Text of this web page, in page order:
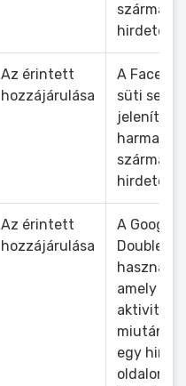
származó
Az érintett
hozzájárulása
A
süti
jelenít
harmadik
származó
Az érintett
hozzájárulása
A Google
használt
amely a
miután
egy
oldalon.